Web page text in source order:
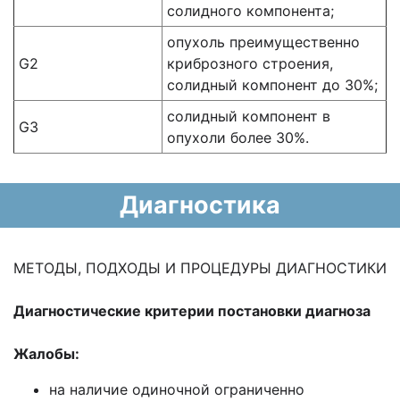
солидного компонента;
G2
опухоль преимущественно
криброзного строения,
солидный компонент до 30%;
G3
солидный компонент в
опухоли более 30%.
Диагностика
МЕТОДЫ, ПОДХОДЫ И ПРОЦЕДУРЫ ДИАГНОСТИКИ
Диагностические критерии постановки диагноза
Жалобы:
на наличие одиночной ограниченно